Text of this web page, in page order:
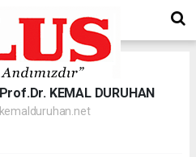
Prof.Dr. KEMAL DURUHAN
kemalduruhan.net